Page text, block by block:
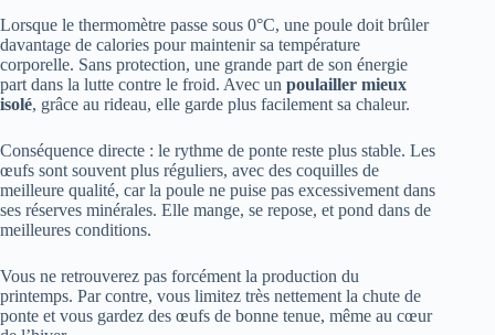
Lorsque le thermomètre passe sous 0°C, une poule doit brûler
davantage de calories pour maintenir sa température
corporelle. Sans protection, une grande part de son énergie
part dans la lutte contre le froid. Avec un poulailler mieux
isolé, grâce au rideau, elle garde plus facilement sa chaleur.
Conséquence directe : le rythme de ponte reste plus stable. Les
œufs sont souvent plus réguliers, avec des coquilles de
meilleure qualité, car la poule ne puise pas excessivement dans
ses réserves minérales. Elle mange, se repose, et pond dans de
meilleures conditions.
Vous ne retrouverez pas forcément la production du
printemps. Par contre, vous limitez très nettement la chute de
ponte et vous gardez des œufs de bonne tenue, même au cœur